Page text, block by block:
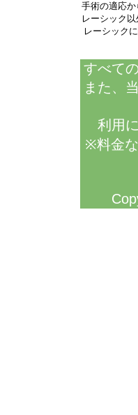
手術の適応か
レーシック以
レーシック
すべて
また、
利用
※料金